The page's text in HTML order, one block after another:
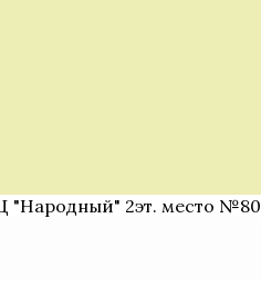
"Народный" 2эт. место №80